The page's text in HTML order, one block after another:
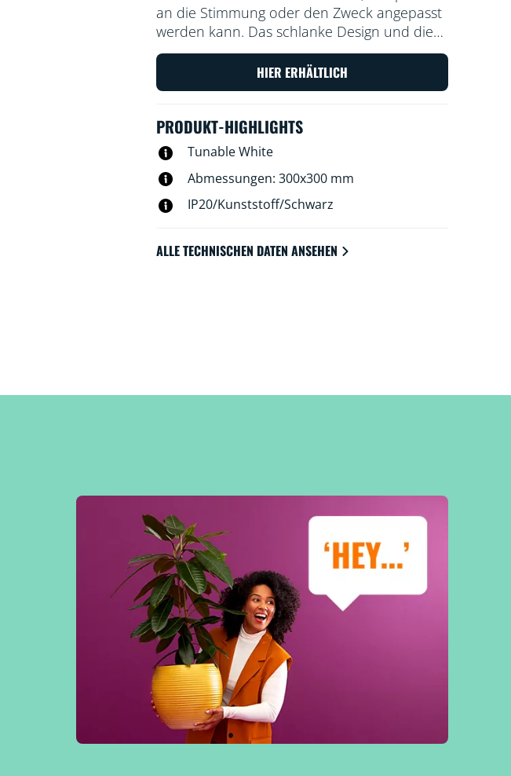
an die Stimmung oder den Zweck angepasst
werden kann. Das schlanke Design und die
einfache Installation machen diese Leuchten
zu einem komfortablen und hervorragend
passenden Teil des Raums.
HIER ERHÄLTLICH
PRODUKT-HIGHLIGHTS
Tunable White
Abmessungen: 300x300 mm
IP20/Kunststoff/Schwarz
ALLE TECHNISCHEN DATEN ANSEHEN